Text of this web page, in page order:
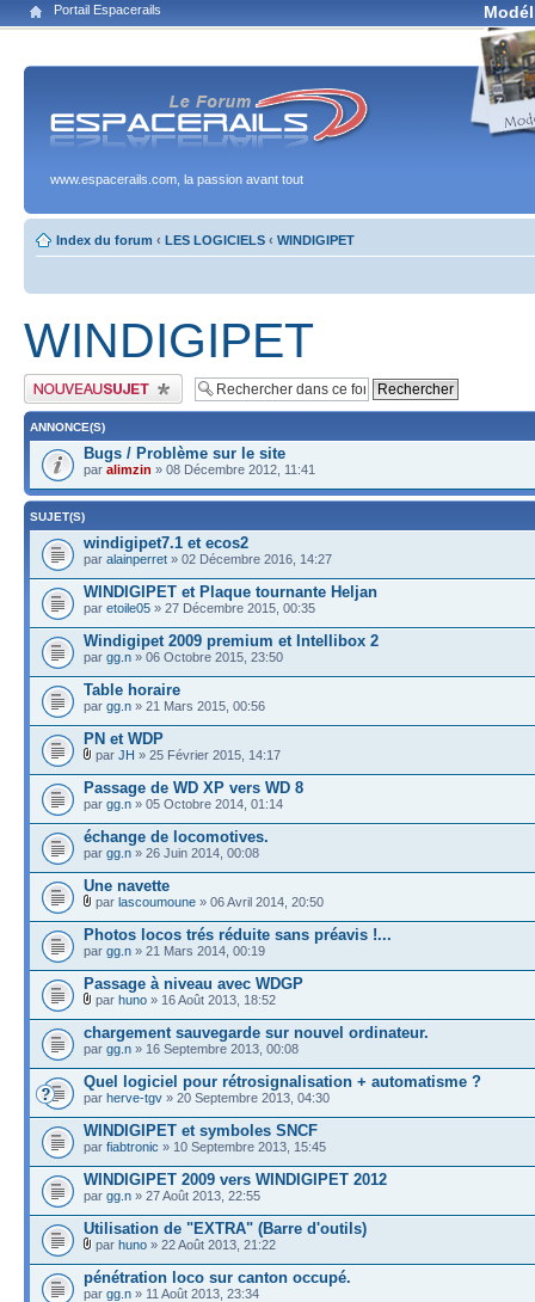
Portail Espacerails
www.espacerails.com, la passion avant tout
Index du forum ‹ LES LOGICIELS ‹ WINDIGIPET
WINDIGIPET
Publier un nouveau sujet
ANNONCE(S)
Bugs / Problème sur le site
par alimzin » 08 Décembre 2012, 11:41
SUJET(S)
windigipet7.1 et ecos2
par alainperret » 02 Décembre 2016, 14:27
WINDIGIPET et Plaque tournante Heljan
par etoile05 » 27 Décembre 2015, 00:35
Windigipet 2009 premium et Intellibox 2
par gg.n » 06 Octobre 2015, 23:50
Table horaire
par gg.n » 21 Mars 2015, 00:56
PN et WDP
par JH » 25 Février 2015, 14:17
Passage de WD XP vers WD 8
par gg.n » 05 Octobre 2014, 01:14
échange de locomotives.
par gg.n » 26 Juin 2014, 00:08
Une navette
par lascoumoune » 06 Avril 2014, 20:50
Photos locos trés réduite sans préavis !...
par gg.n » 21 Mars 2014, 00:19
Passage à niveau avec WDGP
par huno » 16 Août 2013, 18:52
chargement sauvegarde sur nouvel ordinateur.
par gg.n » 16 Septembre 2013, 00:08
Quel logiciel pour rétrosignalisation + automatisme ?
par herve-tgv » 20 Septembre 2013, 04:30
WINDIGIPET et symboles SNCF
par fiabtronic » 10 Septembre 2013, 15:45
WINDIGIPET 2009 vers WINDIGIPET 2012
par gg.n » 27 Août 2013, 22:55
Utilisation de "EXTRA" (Barre d'outils)
par huno » 22 Août 2013, 21:22
pénétration loco sur canton occupé.
par gg.n » 11 Août 2013, 23:34